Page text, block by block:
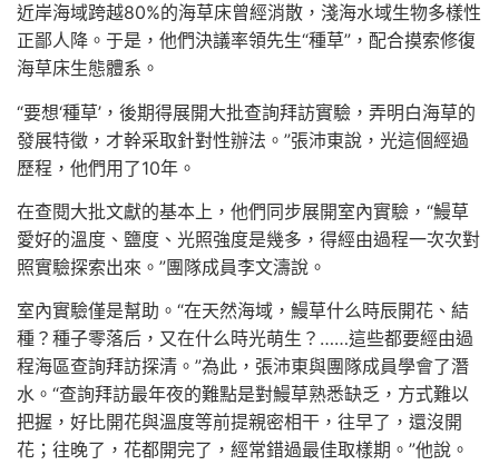
近岸海域跨越80%的海草床曾經消散，淺海水域生物多樣性
正鄙人降。于是，他們決議率領先生“種草”，配合摸索修復
海草床生態體系。
“要想‘種草’，後期得展開大批查詢拜訪實驗，弄明白海草的
發展特徵，才幹采取針對性辦法。”張沛東說，光這個經過
歷程，他們用了10年。
在查閱大批文獻的基本上，他們同步展開室內實驗，“鰻草
愛好的溫度、鹽度、光照強度是幾多，得經由過程一次次對
照實驗探索出來。”團隊成員李文濤說。
室內實驗僅是幫助。“在天然海域，鰻草什么時辰開花、結
種？種子零落后，又在什么時光萌生？……這些都要經由過
程海區查詢拜訪探清。”為此，張沛東與團隊成員學會了潛
水。“查詢拜訪最年夜的難點是對鰻草熟悉缺乏，方式難以
把握，好比開花與溫度等前提親密相干，往早了，還沒開
花；往晚了，花都開完了，經常錯過最佳取樣期。”他說。